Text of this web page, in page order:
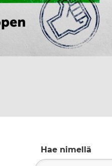
Hae nimellä